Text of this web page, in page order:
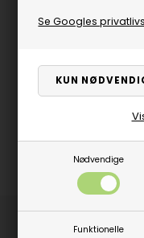
Se Googles
Nødvendige
Funktionelle
Produktbeskrivelse